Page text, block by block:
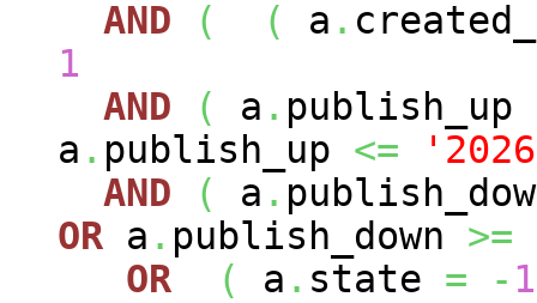
AND
( ( a .
1
AND
( a . publish_up
a . publish_up <=
AND
( a .
OR a . publish_down >=
OR
( a . state = - 1